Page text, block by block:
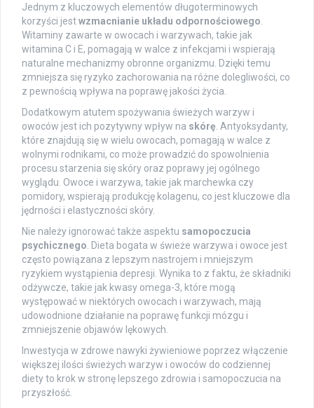
Jednym z kluczowych elementów długoterminowych
korzyści jestwzmacnianie układu odpornościowego
Witaminy zawarte w owocach i warzywach, takie jak
witamina C i E, pomagają w walce z infekcjami i wspierają
naturalne mechanizmy obronne organizmu. Dzięki temu
zmniejsza się ryzyko zachorowania na różne dolegliwości, co
z pewnością wpływa na poprawę jakości życia.
Dodatkowym atutem spożywania świeżych warzyw i
owoców jest ich pozytywny wpływ na skórę . Antyoksydanty,
które znajdują się w wielu owocach, pomagają w walce z
wolnymi rodnikami, co może prowadzić do spowolnienia
procesu starzenia się skóry oraz poprawy jej ogólnego
wyglądu. Owoce i warzywa, takie jak marchewka czy
pomidory, wspierają produkcję kolagenu, co jest kluczowe dla
jędrności i elastyczności skóry.
Nie należy ignorować także aspektu samopoczucia
psychicznego . Dieta bogata w świeże warzywa i owoce jest
często powiązana z lepszym nastrojem i mniejszym
ryzykiem wystąpienia depresji. Wynika to z faktu, że składniki
odżywcze, takie jak kwasy omega-3, które mogą
występować w niektórych owocach i warzywach, mają
udowodnione działanie na poprawę funkcji mózgu i
zmniejszenie objawów lękowych.
Inwestycja w zdrowe nawyki żywieniowe poprzez włączenie
większej ilości świeżych warzyw i owoców do codziennej
diety to krok w stronę lepszego zdrowia i samopoczucia na
przyszłość.